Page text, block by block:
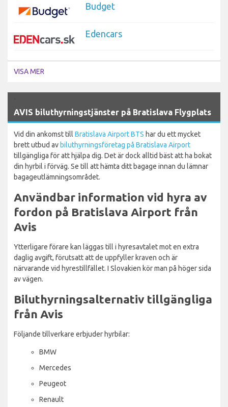
Budget
Edencars
VISA MER
AVIS biluthyrningstjänster på Bratislava Flygplats
Vid din ankomst till Bratislava Airport BTS har du ett mycket
brett utbud avbiluthyrningsföretag på Bratislava Airport
tillgängliga för att hjälpa dig. Det är dock alltid bäst att ha bokat
din hyrbil i förväg. Se till att hämta ditt bagage innan du lämnar
bagageutlämningsområdet.
Användbar information vid hyra av
fordon på Bratislava Airport från
Avis
Ytterligare förare kan läggas till i hyresavtalet mot en extra
daglig avgift, förutsatt att de uppfyller kraven och är
närvarande vid hyrestillfället. I Slovakien kör man på höger sida
av vägen.
Biluthyrningsalternativ tillgängliga
från Avis
Följande tillverkare erbjuder hyrbilar:
BMW
Mercedes
Peugeot
Renault